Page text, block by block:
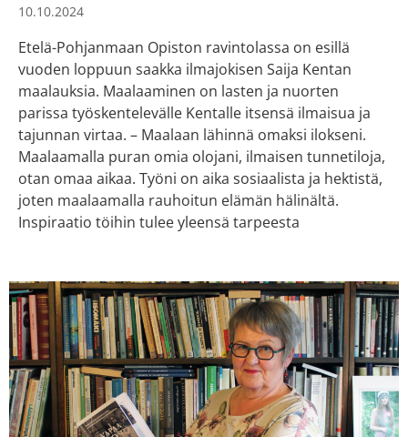
10.10.2024
Etelä-Pohjanmaan Opiston ravintolassa on esillä
vuoden loppuun saakka ilmajokisen Saija Kentan
maalauksia. Maalaaminen on lasten ja nuorten
parissa työskentelevälle Kentalle itsensä ilmaisua ja
tajunnan virtaa. – Maalaan lähinnä omaksi ilokseni.
Maalaamalla puran omia olojani, ilmaisen tunnetiloja,
otan omaa aikaa. Työni on aika sosiaalista ja hektistä,
joten maalaamalla rauhoitun elämän hälinältä.
Inspiraatio töihin tulee yleensä tarpeesta